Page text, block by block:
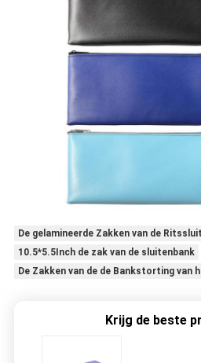
De gelamineerde Zakken van de
10.5*5.5Inch de zak van de sluitenbank
De Zakken van de de Bankstorting van
Krijg de beste